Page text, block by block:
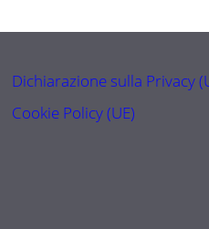
Dichiarazione sulla Privacy
Cookie Policy (UE)